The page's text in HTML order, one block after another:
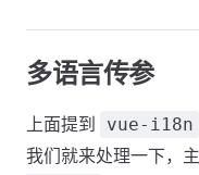
多语言传参
上面提到 vue-i18n
我们就来处理一下，